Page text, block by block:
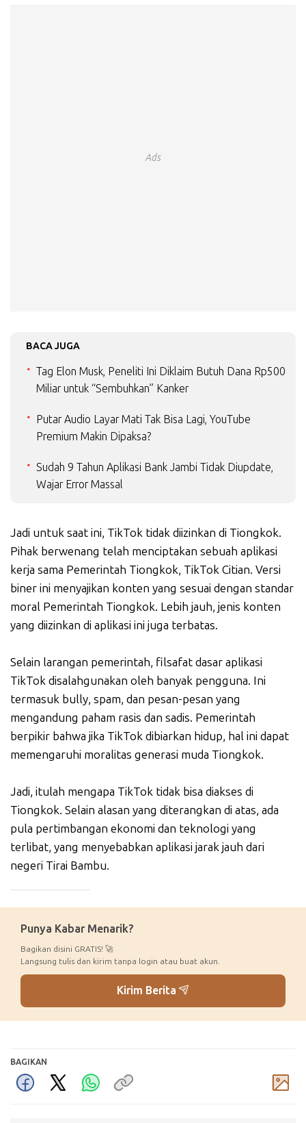
Ads
BACA JUGA
Tag Elon Musk, Peneliti Ini Diklaim Butuh Dana Rp500
Miliar untuk “Sembuhkan” Kanker
Putar Audio Layar Mati Tak Bisa Lagi, YouTube
Premium Makin Dipaksa?
Sudah 9 Tahun Aplikasi Bank Jambi Tidak Diupdate,
Wajar Error Massal
Jadi untuk saat ini, TikTok tidak diizinkan di Tiongkok.
Pihak berwenang telah menciptakan sebuah aplikasi
kerja sama Pemerintah Tiongkok, TikTok Citian. Versi
biner ini menyajikan konten yang sesuai dengan standar
moral Pemerintah Tiongkok. Lebih jauh, jenis konten
yang diizinkan di aplikasi ini juga terbatas.
Selain larangan pemerintah, filsafat dasar aplikasi
TikTok disalahgunakan oleh banyak pengguna. Ini
termasuk bully, spam, dan pesan-pesan yang
mengandung paham rasis dan sadis. Pemerintah
berpikir bahwa jika TikTok dibiarkan hidup, hal ini dapat
memengaruhi moralitas generasi muda Tiongkok.
Jadi, itulah mengapa TikTok tidak bisa diakses di
Tiongkok. Selain alasan yang diterangkan di atas, ada
pula pertimbangan ekonomi dan teknologi yang
terlibat, yang menyebabkan aplikasi jarak jauh dari
negeri Tirai Bambu.
Punya Kabar Menarik?
Bagikan disini GRATIS! 🚀
Langsung tulis dan kirim tanpa login atau buat akun.
Kirim Berita
BAGIKAN